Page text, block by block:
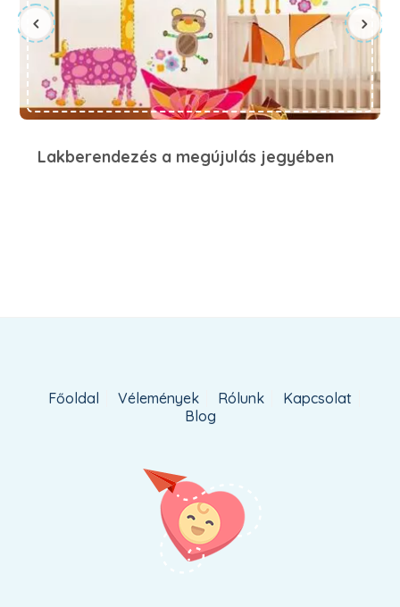
Lakberendezés a megújulás jegyében
Főoldal Vélemények Rólunk
Kapcsolat
Blog